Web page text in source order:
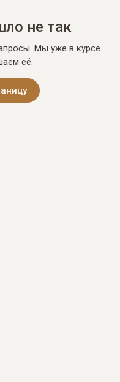
не так
Мы уже в курсе
её.